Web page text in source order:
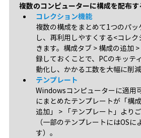
複数のコンピューターに構成を配布
コレクション機能
複数の構成をまとめて1つのパ
し、再利用しやすくする<コレ
きます。構成タブ > 構成の追加
録しておくことで、PCのキッテ
動化し、かかる工数を大幅に削
テンプレート
Windowsコンピューターに適用
にまとめたテンプレートが「構
追加」 > 「テンプレート」より
（一部のテンプレートにはOSに
す）。